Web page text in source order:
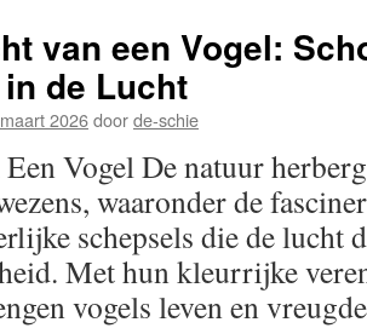
van een Vogel:
de Lucht
2026doorde-schie
Vogel De natuur
waaronder de
schepsels die de lucht
Met hun kleurrijke
vogels leven en